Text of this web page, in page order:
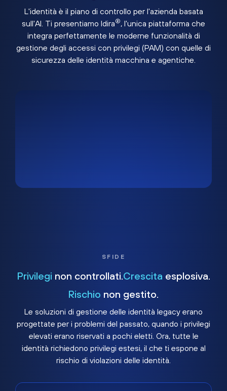
L'identità è il piano di controllo per l'azienda basata
sull'AI. Ti presentiamo Idira®, l'unica piattaforma che
integra perfettamente le moderne funzionalità di
gestione degli accessi con privilegi (PAM) con quelle di
sicurezza delle identità macchina e agentiche.
SFIDE
Privilegi non controllati. Crescita esplosiva.
Rischio non gestito.
Le soluzioni di gestione delle identità legacy erano
progettate per i problemi del passato, quando i privilegi
elevati erano riservati a pochi eletti. Ora, tutte le
identità richiedono privilegi estesi, il che ti espone al
rischio di violazioni delle identità.